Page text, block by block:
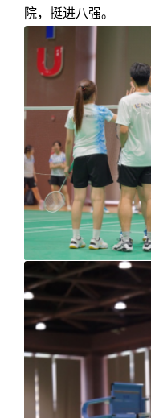
院，挺进八强。